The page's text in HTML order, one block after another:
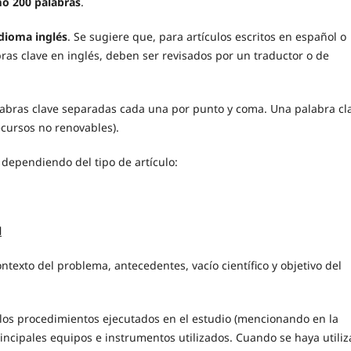
inglés. Se sugiere que, para artículos escritos en español o
clave en inglés, deben ser revisados por un traductor o de
clave separadas cada una por punto y coma. Una palabra
no renovables).
del tipo de artículo:
del problema, antecedentes, vacío científico y objetivo del
procedimientos ejecutados en el estudio (mencionando en la
equipos e instrumentos utilizados. Cuando se haya